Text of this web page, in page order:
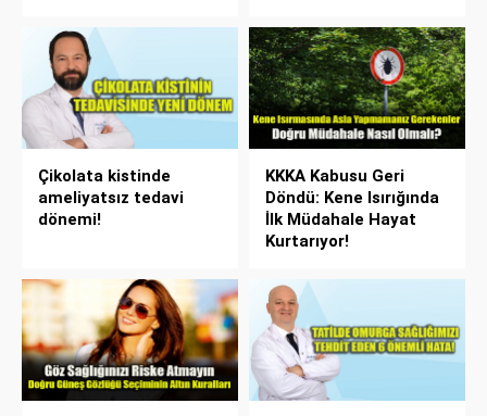
Çikolata kistinde
ameliyatsız tedavi
dönemi!
KKKA Kabusu Geri
Döndü: Kene Isırığında
İlk Müdahale Hayat
Kurtarıyor!